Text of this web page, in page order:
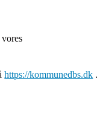
https://kommunedbs.dk .